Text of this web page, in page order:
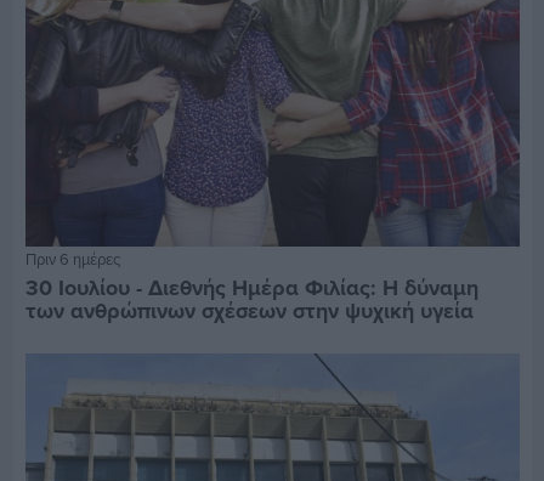
Πριν 6 ημέρες
30 Ιουλίου - Διεθνής Ημέρα Φιλίας: Η δύναμη
των ανθρώπινων σχέσεων στην ψυχική υγεία